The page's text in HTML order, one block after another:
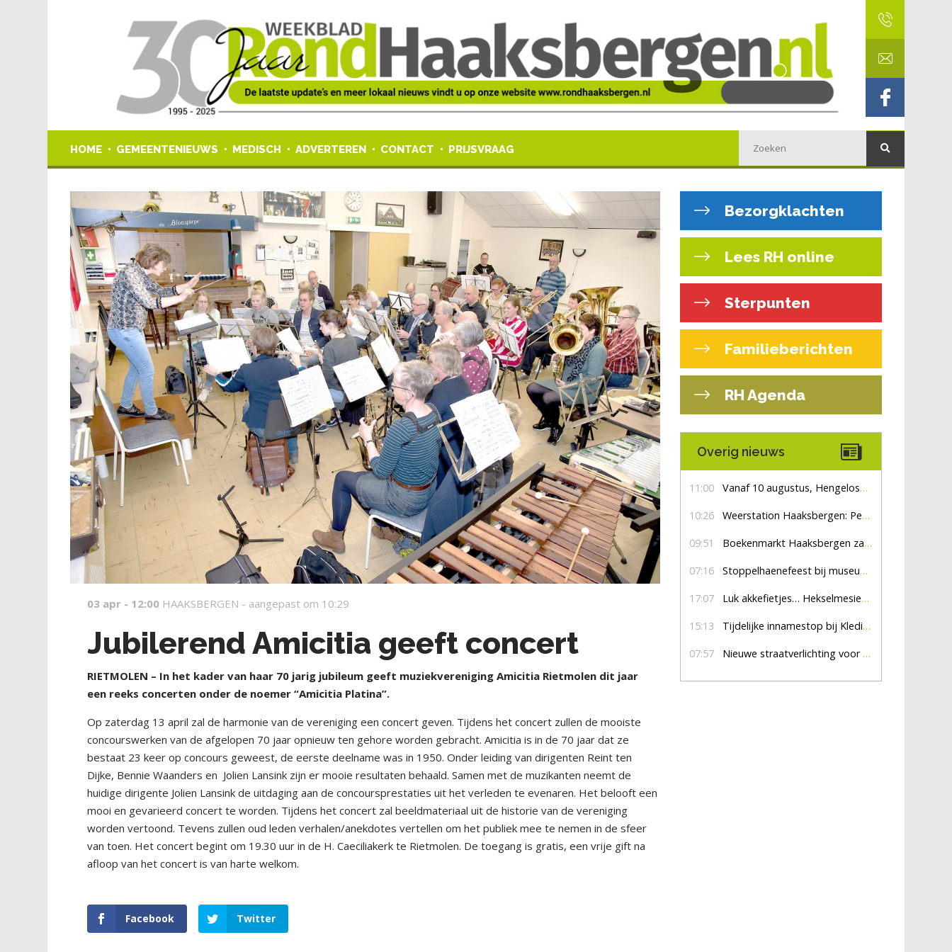
HOME GEMEENTENIEUWS MEDISCH ADVERTEREN CONTACT PRIJSVRAAG
03 apr - 12:00 HAAKSBERGEN - aangepast om 10:29
Jubilerend Amicitia geeft concert
RIETMOLEN – In het kader van haar 70 jarig jubileum geeft muziekvereniging Amicitia Rietmolen dit jaar
een reeks concerten onder de noemer “Amicitia Platina”.
Op zaterdag 13 april zal de harmonie van de vereniging een concert geven. Tijdens het concert zullen de mooiste
concourswerken van de afgelopen 70 jaar opnieuw ten gehore worden gebracht. Amicitia is in de 70 jaar dat ze
bestaat 23 keer op concours geweest, de eerste deelname was in 1950. Onder leiding van dirigenten Reint ten
Dijke, Bennie Waanders en Jolien Lansink zijn er mooie resultaten behaald. Samen met de muzikanten neemt de
huidige dirigente Jolien Lansink de uitdaging aan de concoursprestaties uit het verleden te evenaren. Het belooft een
mooi en gevarieerd concert te worden. Tijdens het concert zal beeldmateriaal uit de historie van de vereniging
worden vertoond. Tevens zullen oud leden verhalen/anekdotes vertellen om het publiek mee te nemen in de sfeer
van toen. Het concert begint om 19.30 uur in de H. Caeciliakerk te Rietmolen. De toegang is gratis, een vrije gift na
afloop van het concert is van harte welkom.
Facebook Twitter
Bezorgklachten
Lees RH online
Sterpunten
Familieberichten
RH Agenda
Overig nieuws
11:00 Vanaf 10 augustus, Hengelosestraat drie weken dicht voor doorgaand verkeer
10:26 Weerstation Haaksbergen: Perioden met zon en droog
09:51 Boekenmarkt Haaksbergen zaterdag 8 augustus, marktplein Haaksbergen
07:16 Stoppelhaenefeest bij museum De Lebbenbrugge
17:07 Luk akkefietjes… HekselmesienHarry
15:13 Tijdelijke innamestop bij Kledingbank Stefania
07:57 Nieuwe straatverlichting voor De Veldmaat en De Pas